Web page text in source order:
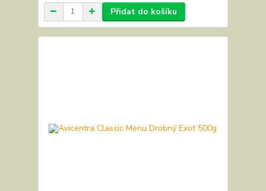
Přidat do košíku